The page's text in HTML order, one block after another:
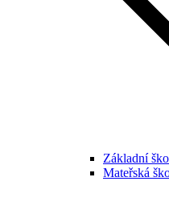
Základní
Mateřská